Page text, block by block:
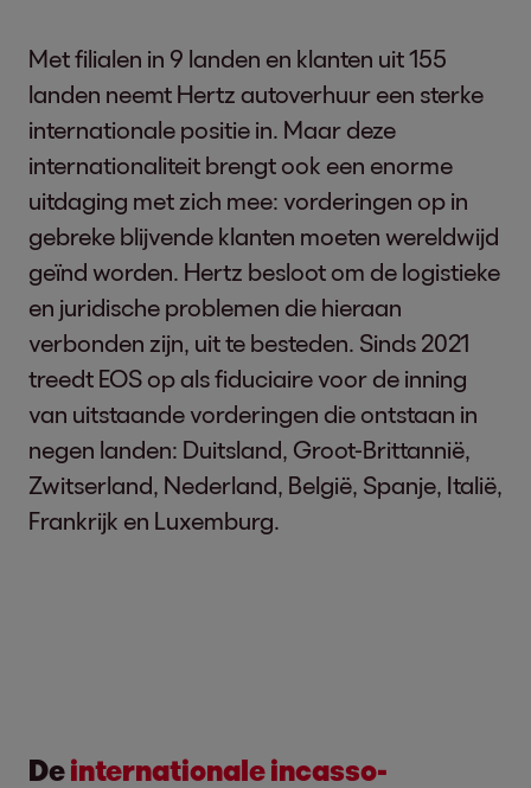
Met filialen in 9 landen en klanten uit 155
landen neemt Hertz autoverhuur een sterke
internationale positie in. Maar deze
internationaliteit brengt ook een enorme
uitdaging met zich mee: vorderingen op in
gebreke blijvende klanten moeten wereldwijd
geïnd worden. Hertz besloot om de logistieke
en juridische problemen die hieraan
verbonden zijn, uit te besteden. Sinds 2021
treedt EOS op als fiduciaire voor de inning
van uitstaande vorderingen die ontstaan in
negen landen: Duitsland, Groot-Brittannië,
Zwitserland, Nederland, België, Spanje, Italië,
Frankrijk en Luxemburg.
Deinternationale incasso-